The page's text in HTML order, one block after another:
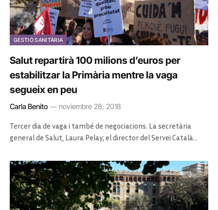
GESTIÓ SANITÀRIA
Salut repartirà 100 milions d’euros per
estabilitzar la Primària mentre la vaga
segueix en peu
Carla Benito noviembre 28, 2018
Tercer dia de vaga i també de negociacions. La secretària
general de Salut, Laura Pelay; el director del Servei Català…